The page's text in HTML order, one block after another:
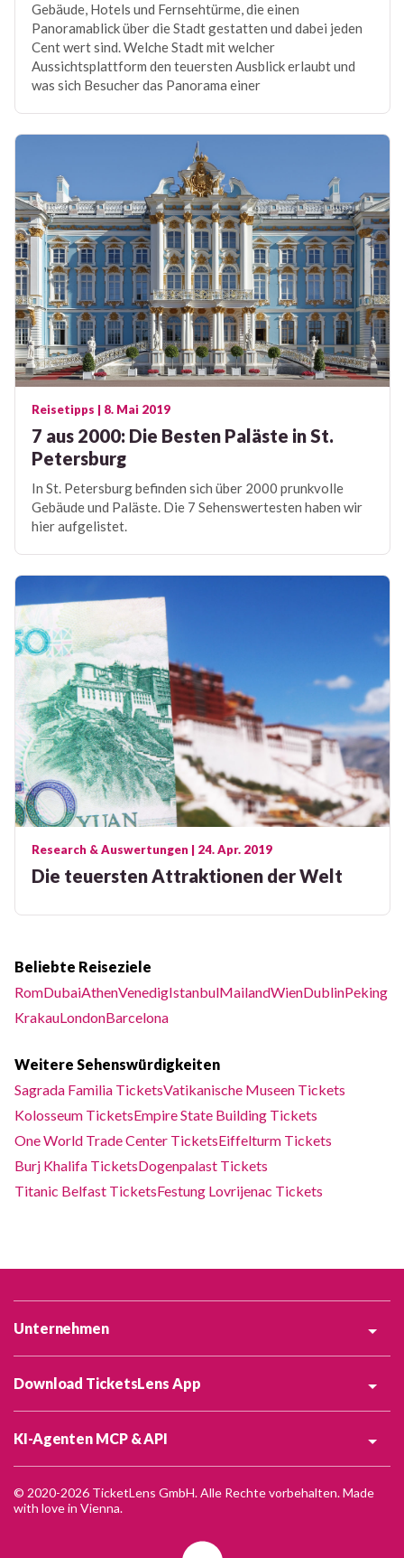
Gebäude, Hotels und Fernsehtürme, die einen
Panoramablick über die Stadt gestatten und dabei jeden
Cent wert sind. Welche Stadt mit welcher
Aussichtsplattform den teuersten Ausblick erlaubt und
was sich Besucher das Panorama einer
Reisetipps | 8. Mai 2019
7 aus 2000: Die Besten Paläste in St.
Petersburg
In St. Petersburg befinden sich über 2000 prunkvolle
Gebäude und Paläste. Die 7 Sehenswertesten haben wir
hier aufgelistet.
Research & Auswertungen | 24. Apr. 2019
Die teuersten Attraktionen der Welt
Beliebte Reiseziele
RomDubaiAthenVenedigIstanbulMailandWienDublinPeking
KrakauLondonBarcelona
Weitere Sehenswürdigkeiten
Sagrada Familia TicketsVatikanische Museen Tickets
Kolosseum TicketsEmpire State Building Tickets
One World Trade Center TicketsEiffelturm Tickets
Burj Khalifa TicketsDogenpalast Tickets
Titanic Belfast TicketsFestung Lovrijenac Tickets
Unternehmen
Download TicketsLens App
KI-Agenten MCP & API
© 2020-2026 TicketLens GmbH. Alle Rechte vorbehalten. Made
with love in Vienna.